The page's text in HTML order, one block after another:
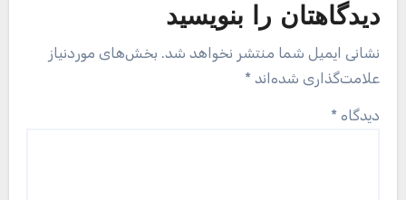
دیدگاهتان را بنویسید
نشانی ایمیل شما منتشر نخواهد شد. بخش‌های موردنیاز
علامت‌گذاری شده‌اند *
دیدگاه *